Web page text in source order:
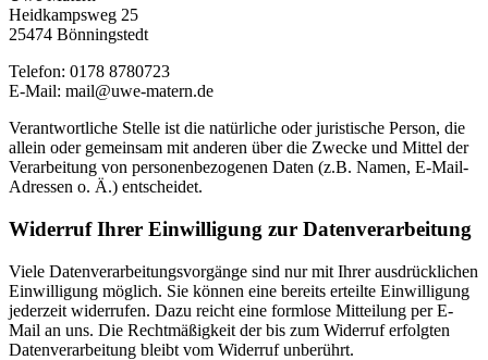
Heidkampsweg 25
25474 Bönningstedt
Telefon: 0178 8780723
E-Mail: mail@uwe-matern.de
Verantwortliche Stelle ist die natürliche oder juristische Person, die
allein oder gemeinsam mit anderen über die Zwecke und Mittel der
Verarbeitung von personenbezogenen Daten (z.B. Namen, E-Mail-
Adressen o. Ä.) entscheidet.
Widerruf Ihrer Einwilligung zur Datenverarbeitung
Viele Datenverarbeitungsvorgänge sind nur mit Ihrer ausdrücklichen
Einwilligung möglich. Sie können eine bereits erteilte Einwilligung
jederzeit widerrufen. Dazu reicht eine formlose Mitteilung per E-
Mail an uns. Die Rechtmäßigkeit der bis zum Widerruf erfolgten
Datenverarbeitung bleibt vom Widerruf unberührt.